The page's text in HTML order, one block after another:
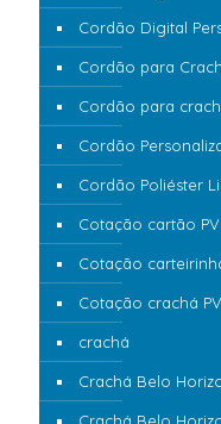
Cordão Digital
Cordão para
Cordão para
Cordão
Cordão Poliéster
Cotação cartão
Cotação
Cotação crachá
crachá
Crachá Belo